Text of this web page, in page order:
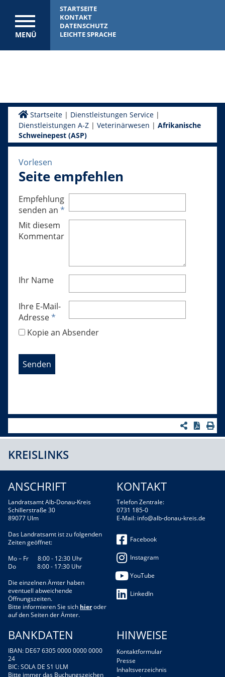
MENÜ
STARTSEITE
KONTAKT
DATENSCHUTZ
LEICHTE SPRACHE
Startseite| Dienstleistungen Service|
Dienstleistungen A-Z| Veterinärwesen | Afrikanische
Schweinepest (ASP)
Vorlesen
Seite empfehlen
Empfehlung
senden an *
Mit diesem
Kommentar
Ihr Name
Ihre E-Mail-
Adresse*
Kopie an Absender
KREISLINKS
ANSCHRIFT
Landratsamt Alb-Donau-Kreis
Schillerstraße 30
89077 Ulm
Das Landratsamt ist zu folgenden
Zeiten geöffnet:
Mo – Fr 8:00 - 12:30 Uhr
Do 8:00 - 17:30 Uhr
Die einzelnen Ämter haben
eventuell abweichende
Öffnungszeiten.
Bitte informieren Sie sich hieroder
auf den Seiten der Ämter.
KONTAKT
Telefon Zentrale:
0731 185-0
E-Mail: info@alb-donau-kreis.de
Facebook
Instagram
YouTube
LinkedIn
BANKDATEN
IBAN: DE67 6305 0000 0000 0000
24
BIC: SOLA DE S1 ULM
Bitte immer das Buchungszeichen
HINWEISE
Kontaktformular
Presse
Inhaltsverzeichnis